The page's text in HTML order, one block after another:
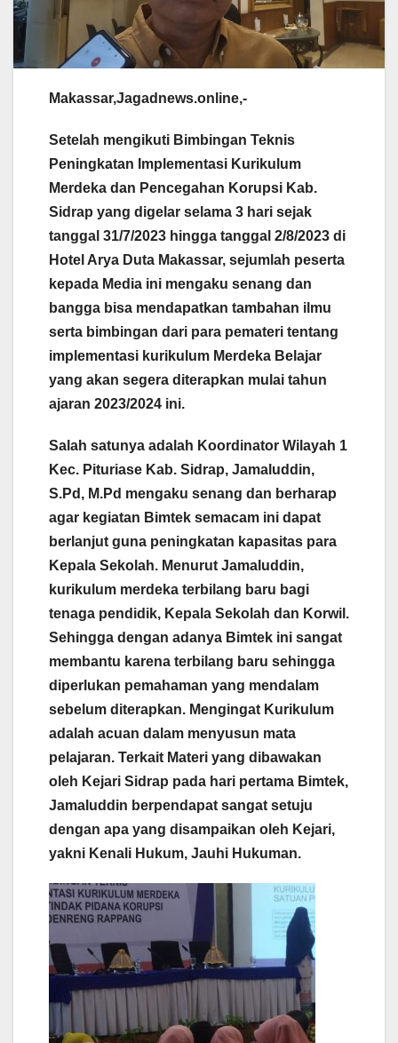
Makassar,Jagadnews.online,-
Setelah mengikuti Bimbingan Teknis
Peningkatan Implementasi Kurikulum
Merdeka dan Pencegahan Korupsi Kab.
Sidrap yang digelar selama 3 hari sejak
tanggal 31/7/2023 hingga tanggal 2/8/2023 di
Hotel Arya Duta Makassar, sejumlah peserta
kepada Media ini mengaku senang dan
bangga bisa mendapatkan tambahan ilmu
serta bimbingan dari para pemateri tentang
implementasi kurikulum Merdeka Belajar
yang akan segera diterapkan mulai tahun
ajaran 2023/2024 ini.
Salah satunya adalah Koordinator Wilayah 1
Kec. Pituriase Kab. Sidrap, Jamaluddin,
S.Pd, M.Pd mengaku senang dan berharap
agar kegiatan Bimtek semacam ini dapat
berlanjut guna peningkatan kapasitas para
Kepala Sekolah. Menurut Jamaluddin,
kurikulum merdeka terbilang baru bagi
tenaga pendidik, Kepala Sekolah dan Korwil.
Sehingga dengan adanya Bimtek ini sangat
membantu karena terbilang baru sehingga
diperlukan pemahaman yang mendalam
sebelum diterapkan. Mengingat Kurikulum
adalah acuan dalam menyusun mata
pelajaran. Terkait Materi yang dibawakan
oleh Kejari Sidrap pada hari pertama Bimtek,
Jamaluddin berpendapat sangat setuju
dengan apa yang disampaikan oleh Kejari,
yakni Kenali Hukum, Jauhi Hukuman.